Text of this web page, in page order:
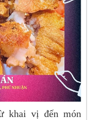
khai vị đến món